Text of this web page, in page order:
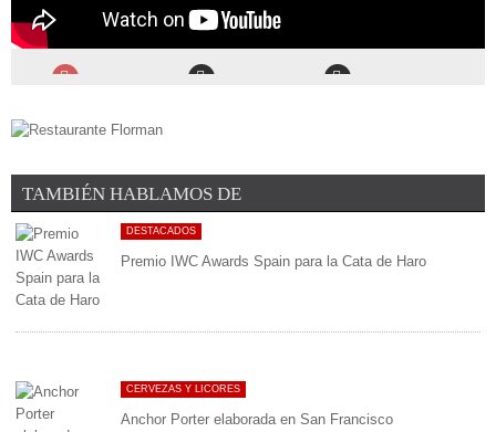
TAMBIÉN HABLAMOS DE
DESTACADOS
Premio IWC Awards Spain para la Cata de Haro
CERVEZAS Y LICORES
Anchor Porter elaborada en San Francisco